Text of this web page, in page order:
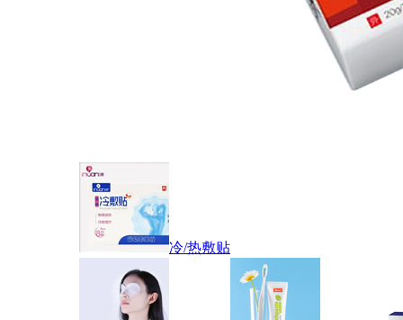
冷/热敷贴